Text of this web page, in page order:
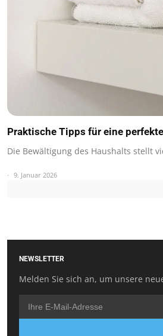
Praktische Tipps für eine
Die Bewältigung des Haushalts stellt
9. Januar 2026
NEWSLETTER
Melden Sie sich an, um unsere